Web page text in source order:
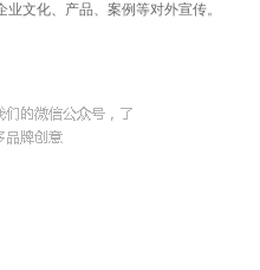
文化、产品、案例等对外宣传。